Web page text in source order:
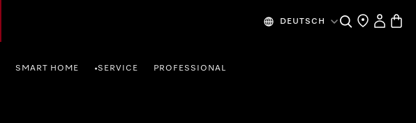
DEUTSCH SucheHändlersuche
SMART HOME •SERVICE PROFESSIONAL